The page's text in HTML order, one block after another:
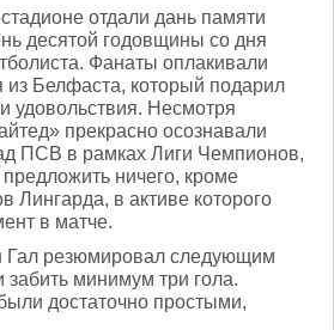
отдали дань памяти
десятой годовщины со дня
Фанаты оплакивали
из Белфаста, который подарил
удовольствия. Несмотря
прекрасно осознавали
ПСВ в рамках Лиги Чемпионов,
ничего, кроме
Лингарда, в активе которого
в матче.
Гал резюмировал следующим
минимум три гола.
достаточно простыми,